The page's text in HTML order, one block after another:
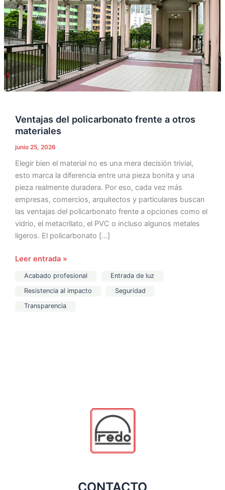
Ventajas del policarbonato frente a otros
materiales
junio 25, 2026
Elegir bien el material no es una mera decisión trivial,
esto marca la diferencia entre una pieza bonita y una
pieza realmente duradera. Por eso, cada vez más
empresas, comercios, arquitectos y particulares buscan
las ventajas del policarbonato frente a opciones como el
vidrio, el metacrilato, el PVC o incluso algunos metales
ligeros. El policarbonato […]
materiales
Leer entrada »
Acabado profesional
Entrada de luz
Resistencia al impacto
Seguridad
Transparencia
CONTACTO